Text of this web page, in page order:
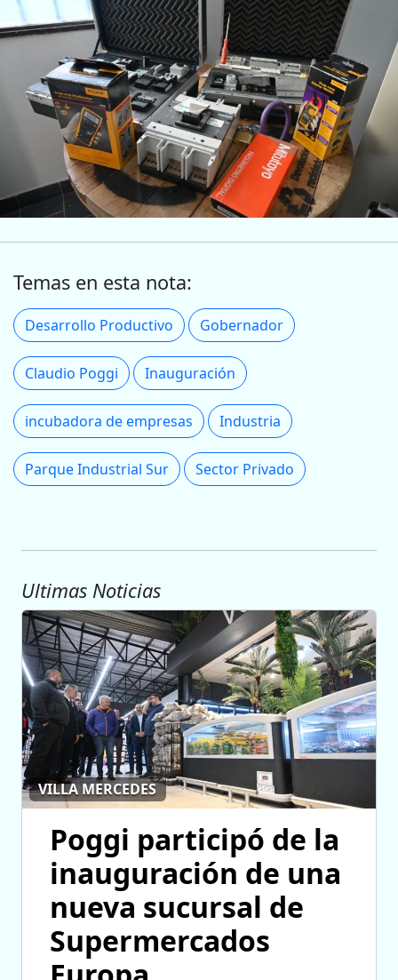
Temas en esta nota:
Desarrollo Productivo Gobernador
Claudio Poggi Inauguración
incubadora de empresas Industria
Parque Industrial Sur Sector Privado
Ultimas Noticias
VILLA MERCEDES
Poggi participó de la
inauguración de una
nueva sucursal de
Supermercados